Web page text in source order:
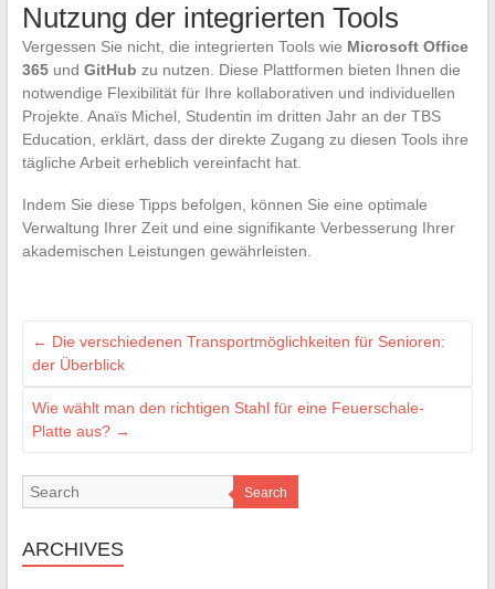
Nutzung der integrierten Tools
Vergessen Sie nicht, die integrierten Tools wie Microsoft Office
365und GitHub zu nutzen. Diese Plattformen bieten Ihnen die
notwendige Flexibilität für Ihre kollaborativen und individuellen
Projekte. Anaïs Michel, Studentin im dritten Jahr an der TBS
Education, erklärt, dass der direkte Zugang zu diesen Tools ihre
tägliche Arbeit erheblich vereinfacht hat.
Indem Sie diese Tipps befolgen, können Sie eine optimale
Verwaltung Ihrer Zeit und eine signifikante Verbesserung Ihrer
akademischen Leistungen gewährleisten.
← Die verschiedenen Transportmöglichkeiten für Senioren:
der Überblick
Wie wählt man den richtigen Stahl für eine Feuerschale-
Platte aus? →
Search
ARCHIVES